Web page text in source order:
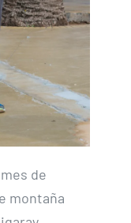
de
montaña